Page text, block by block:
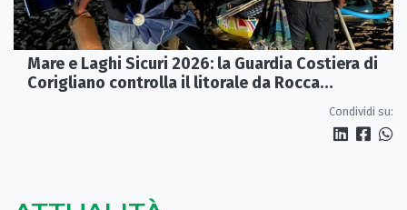
Mare e Laghi Sicuri 2026: la Guardia Costiera di
Corigliano controlla il litorale da Rocca
Condividi su: